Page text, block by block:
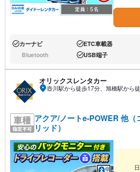
あり:カーナビ あり:ETC車載器
なし:Bluetooth あり:USB端子
オリックスレンタカー
壺川駅から徒歩17分、旭橋駅から
アクア/ノートe-POWER 他（
リッド）